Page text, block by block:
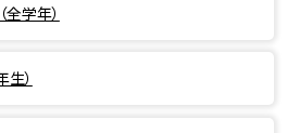
全学年）
生）